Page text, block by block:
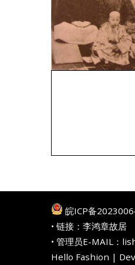
皖ICP备
• 链接： 李鸿章故居
• 管理员E-MAIL：
Hello Fashion |